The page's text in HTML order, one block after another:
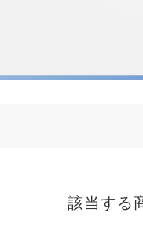
該当する